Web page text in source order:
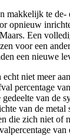
makkelijk te de-
opnieuw
Een
voor een
een nieuwe
niet meer
percentage
van de
van de metal
die zich niet of